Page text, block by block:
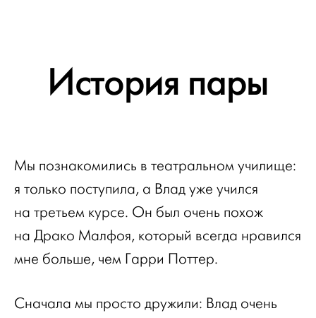
История пары
Мы познакомились в театральном училище:
я только поступила, а Влад уже учился
на третьем курсе. Он был очень похож
на Драко Малфоя, который всегда нравился
мне больше, чем Гарри Поттер.
Сначала мы просто дружили: Влад очень